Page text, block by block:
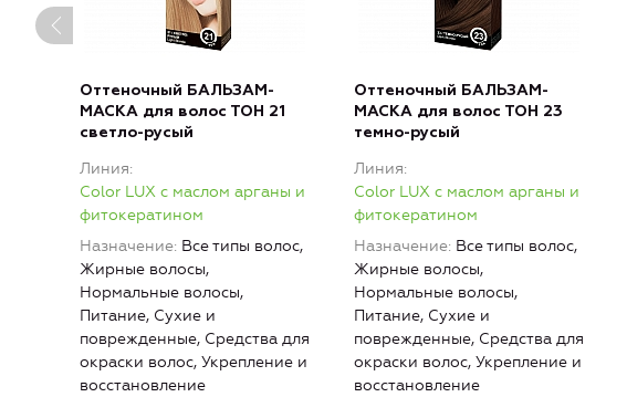
Оттеночный БАЛЬЗАМ-
МАСКА для волос ТОН 21
светло-русый
Линия
Color LUX с маслом арганы и
фитокератином
Назначение Все типы волос,
Жирные волосы,
Нормальные волосы,
Питание, Сухие и
поврежденные, Средства для
окраски волос, Укрепление и
восстановление
Оттеночный БАЛЬЗАМ-
МАСКА для волос ТОН 23
темно-русый
Линия
Color LUX с маслом арганы и
фитокератином
Назначение Все типы волос,
Жирные волосы,
Нормальные волосы,
Питание, Сухие и
поврежденные, Средства для
окраски волос, Укрепление и
восстановление